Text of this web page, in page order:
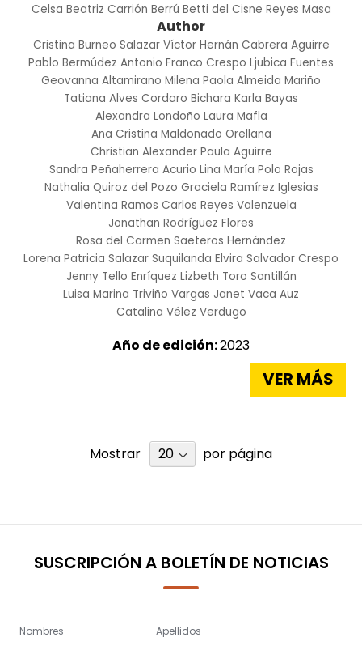
Celsa Beatriz Carrión Berrú Betti del Cisne Reyes Masa
Author
Cristina Burneo Salazar Víctor Hernán Cabrera Aguirre
Pablo Bermúdez Antonio Franco Crespo Ljubica Fuentes
Geovanna Altamirano Milena Paola Almeida Mariño
Tatiana Alves Cordaro Bichara Karla Bayas
Alexandra Londoño Laura Mafla
Ana Cristina Maldonado Orellana
Christian Alexander Paula Aguirre
Sandra Peñaherrera Acurio Lina María Polo Rojas
Nathalia Quiroz del Pozo Graciela Ramírez Iglesias
Valentina Ramos Carlos Reyes Valenzuela
Jonathan Rodríguez Flores
Rosa del Carmen Saeteros Hernández
Lorena Patricia Salazar Suquilanda Elvira Salvador Crespo
Jenny Tello Enríquez Lizbeth Toro Santillán
Luisa Marina Triviño Vargas Janet Vaca Auz
Catalina Vélez Verdugo
Año de edición:2023
VER MÁS
Mostrar por página
SUSCRIPCIÓN A BOLETÍN DE NOTICIAS
Nombres Apellidos